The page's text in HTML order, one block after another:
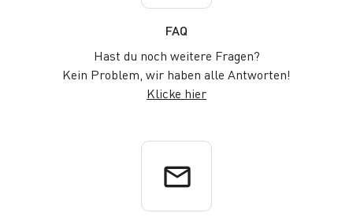
FAQ
Hast du noch weitere Fragen?
Kein Problem, wir haben alle Antworten!
Klicke hier
email